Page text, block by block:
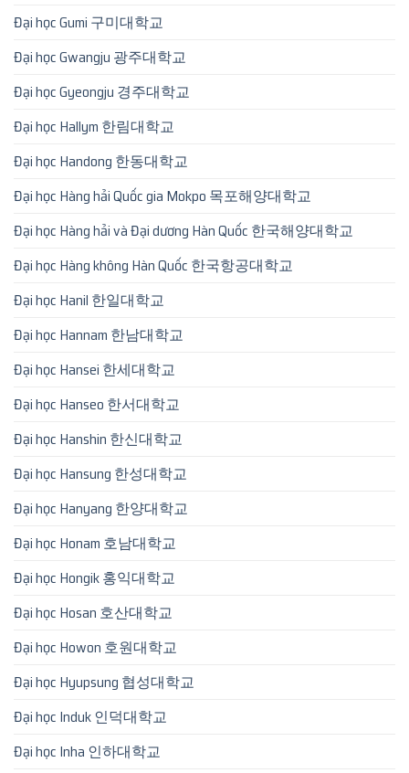
Đại học Gumi 구미대학교
Đại học Gwangju 광주대학교
Đại học Gyeongju 경주대학교
Đại học Hallym 한림대학교
Đại học Handong 한동대학교
Đại học Hàng hải Quốc gia Mokpo 목포해양대학교
Đại học Hàng hải và Đại dương Hàn Quốc 한국해양대학교
Đại học Hàng không Hàn Quốc 한국항공대학교
Đại học Hanil 한일대학교
Đại học Hannam 한남대학교
Đại học Hansei 한세대학교
Đại học Hanseo 한서대학교
Đại học Hanshin 한신대학교
Đại học Hansung 한성대학교
Đại học Hanyang 한양대학교
Đại học Honam 호남대학교
Đại học Hongik 홍익대학교
Đại học Hosan 호산대학교
Đại học Howon 호원대학교
Đại học Hyupsung 협성대학교
Đại học Induk 인덕대학교
Đại học Inha 인하대학교